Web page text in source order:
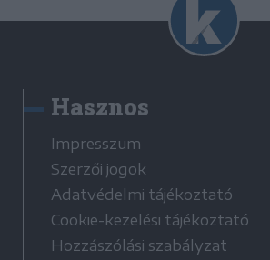
Hasznos
Impresszum
Szerzői jogok
Adatvédelmi tájékoztató
Cookie-kezelési tájékoztató
Hozzászólási szabályzat